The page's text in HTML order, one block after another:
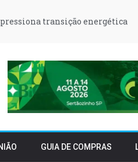
transição energética
GUIA DE COMPRAS